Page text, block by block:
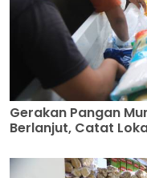
Gerakan Pangan
Berlanjut, Catat